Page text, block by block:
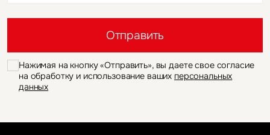
Отправить
Нажимая на кнопку «Отправить», вы даете свое согласие
на обработку и использование ваших персональных
данных